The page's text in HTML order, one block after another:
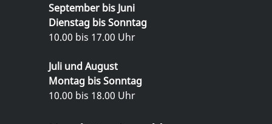
September bis Juni
Dienstag bis Sonntag
10.00 bis 17.00 Uhr
Juli und August
Montag bis Sonntag
10.00 bis 18.00 Uhr